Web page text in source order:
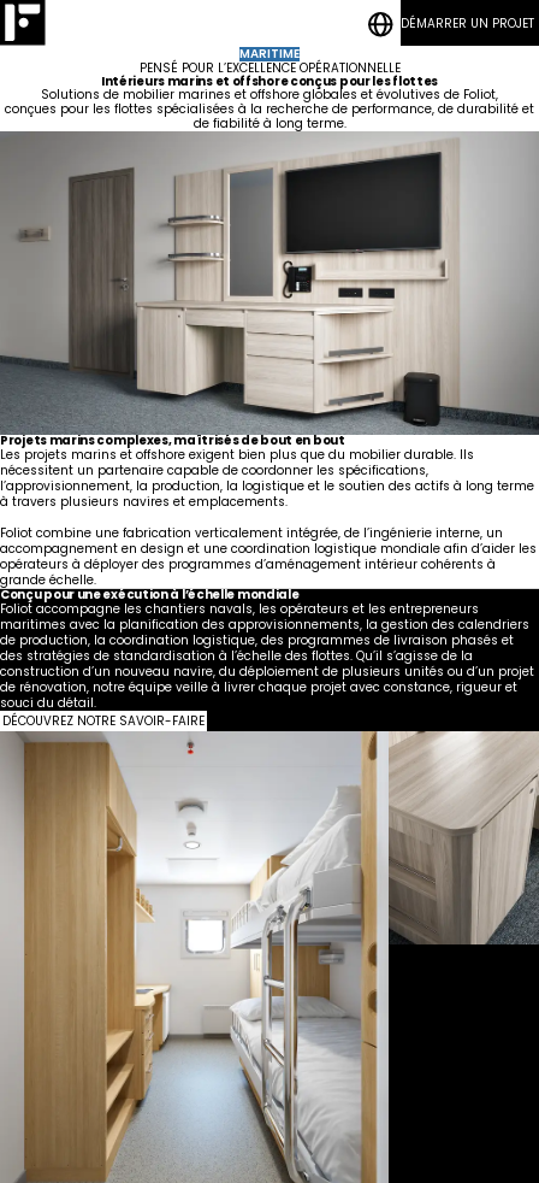
étudiantes
Hôtellerie
Logement
collectif
pour
travailleurs
Gouvernement
à coucher
Salons
Aires
Communes
Cuisinettes
Qui
nous
sommes
Développement
durable
Notre
Carrières
CONTACT
BLOGUES
Programme Quick-Ship
Notre savoir-faire
DÉMARRER UN PROJET
MARITIME
PENSÉ POUR L’EXCELLENCE OPÉRATIONNELLE
Intérieurs marins et offshore conçus pour les flottes
Solutions de mobilier marines et offshore globales et évolutives de Foliot,
conçues pour les flottes spécialisées à la recherche de performance, de durabilité et
de fiabilité à long terme.
Projets marins complexes, maîtrisés de bout en bout
Les projets marins et offshore exigent bien plus que du mobilier durable. Ils
nécessitent un partenaire capable de coordonner les spécifications,
l’approvisionnement, la production, la logistique et le soutien des actifs à long terme
à travers plusieurs navires et emplacements.
Foliot combine une fabrication verticalement intégrée, de l’ingénierie interne, un
accompagnement en design et une coordination logistique mondiale afin d’aider les
opérateurs à déployer des programmes d’aménagement intérieur cohérents à
grande échelle.
Conçu pour une exécution à l’échelle mondiale
Foliot accompagne les chantiers navals, les opérateurs et les entrepreneurs
maritimes avec la planification des approvisionnements, la gestion des calendriers
de production, la coordination logistique, des programmes de livraison phasés et
des stratégies de standardisation à l’échelle des flottes. Qu’il s’agisse de la
construction d’un nouveau navire, du déploiement de plusieurs unités ou d’un projet
de rénovation, notre équipe veille à livrer chaque projet avec constance, rigueur et
souci du détail.
DÉCOUVREZ NOTRE SAVOIR-FAIRE